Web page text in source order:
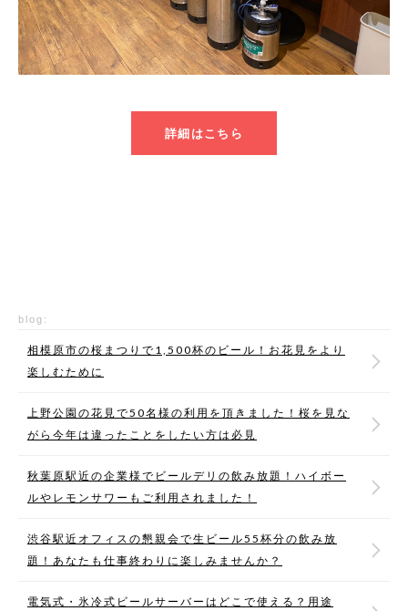
詳細はこちら
blog:
相模原市の桜まつりで1,500杯のビール！お花見をより
楽しむために
上野公園の花見で50名様の利用を頂きました！桜を見な
がら今年は違ったことをしたい方は必見
秋葉原駅近の企業様でビールデリの飲み放題！ハイボー
ルやレモンサワーもご利用されました！
渋谷駅近オフィスの懇親会で生ビール55杯分の飲み放
題！あなたも仕事終わりに楽しみませんか？
電気式・氷冷式ビールサーバーはどこで使える？用途